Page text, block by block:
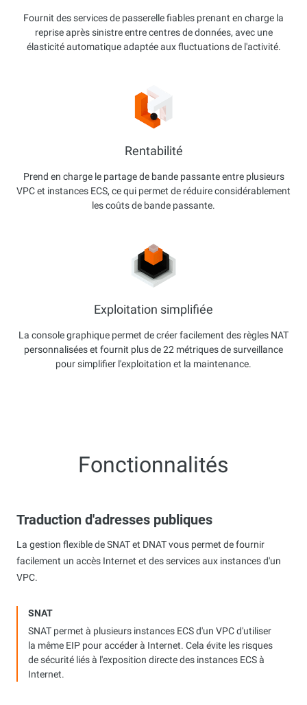
Fournit des services de passerelle fiables prenant en charge la
reprise après sinistre entre centres de données, avec une
élasticité automatique adaptée aux fluctuations de l'activité.
Rentabilité
Prend en charge le partage de bande passante entre plusieurs
VPC et instances ECS, ce qui permet de réduire considérablement
les coûts de bande passante.
Exploitation simplifiée
La console graphique permet de créer facilement des règles NAT
personnalisées et fournit plus de 22 métriques de surveillance
pour simplifier l'exploitation et la maintenance.
Fonctionnalités
Traduction d'adresses publiques
La gestion flexible de SNAT et DNAT vous permet de fournir
facilement un accès Internet et des services aux instances d'un
VPC.
SNAT
SNAT permet à plusieurs instances ECS d'un VPC d'utiliser
la même EIP pour accéder à Internet. Cela évite les risques
de sécurité liés à l'exposition directe des instances ECS à
Internet.